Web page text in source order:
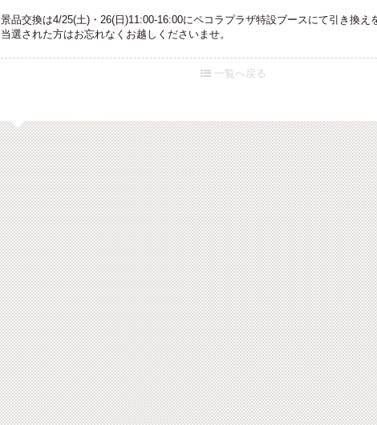
景品交換は4/25(土)・26(日)11:00-16:00にペコラプラザ特設ブースにて引き換え
当選された方はお忘れなくお越しくださいませ。
 一覧へ戻る